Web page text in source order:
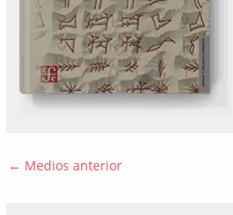
← Medios anterior